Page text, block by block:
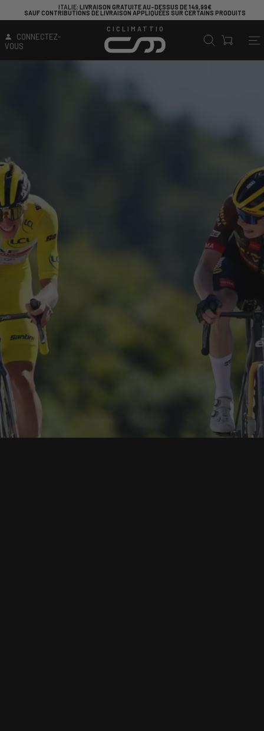
ITALIE: LIVRAISON GRATUITE AU-DESSUS DE 149,99€
SAUF CONTRIBUTIONS DE LIVRAISON APPLIQUÉES SUR CERTAINS PRODUITS
CONNECTEZ-
VOUS
CICLIMATTIO